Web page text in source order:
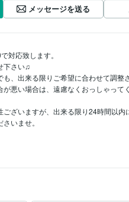
メッセージを送る
対応致します。
下さい♫
も、出来る限りご希望に合わせて調整
悪い場合は、遠慮なくおっしゃって
ございますが、出来る限り24時間以内
いませ。
は、平日の返信対応になる可能性ご
ト / 事務（一般事務）